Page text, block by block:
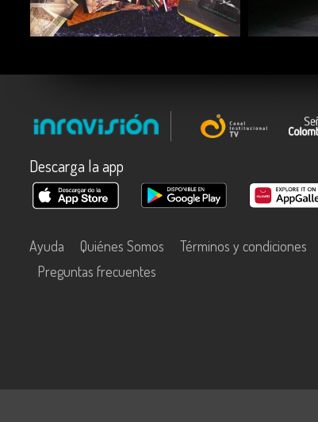
COMPARTIR
Descarga la app
Ayuda Quiénes Somos
Términos y condiciones
Preguntas frecuentes